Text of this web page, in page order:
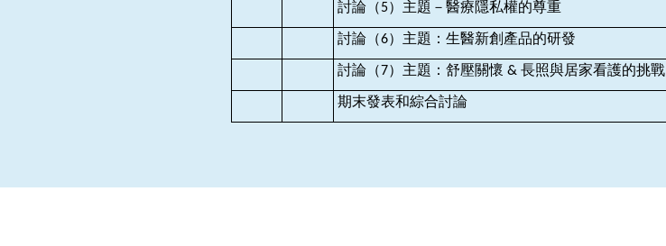
討論（5）主題－醫療隱私權的尊重
討論（6）主題：生醫新創產品的研發
討論（7）主題：舒壓關懷 & 長照與居家看護的挑戰
期末發表和綜合討論